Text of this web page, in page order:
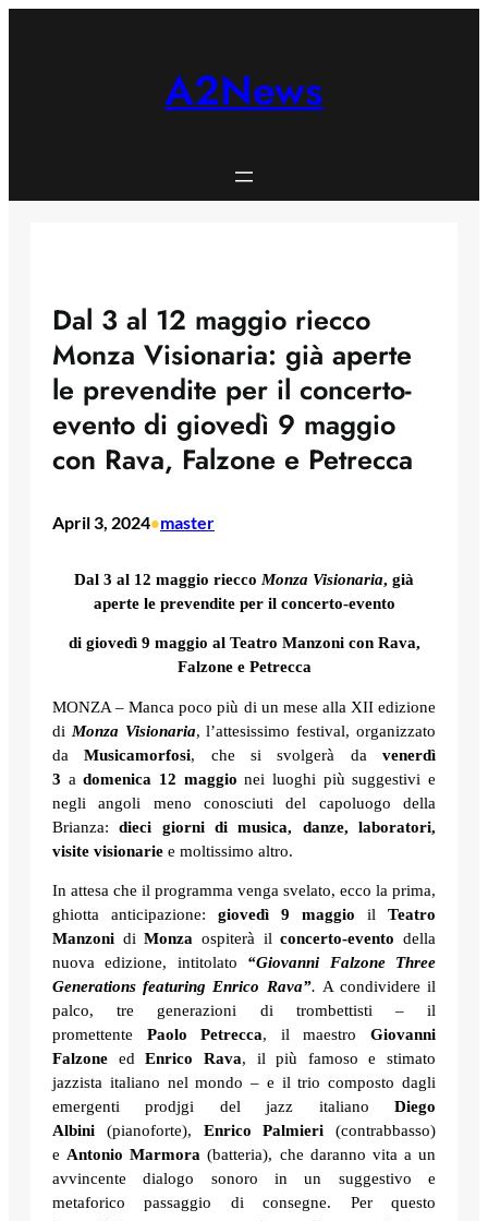
A2News
Dal 3 al 12 maggio riecco
Monza Visionaria: già aperte
le prevendite per il concerto-
evento di giovedì 9 maggio
con Rava, Falzone e Petrecca
April 3, 2024•master
Dal 3 al 12 maggio riecco Monza Visionaria, già
aperte le prevendite per il concerto-evento
di giovedì 9 maggio al Teatro Manzoni con Rava,
Falzone e Petrecca
MONZA – Manca poco più di un mese alla XII edizione
di Monza Visionaria, l’attesissimo festival, organizzato
daMusicamorfosi, che si svolgerà da venerdì
3 adomenica 12 maggionei luoghi più suggestivi e
negli angoli meno conosciuti del capoluogo della
Brianza:dieci giorni di musica, danze, laboratori,
visite visionarie e moltissimo altro.
In attesa che il programma venga svelato, ecco la prima,
ghiotta anticipazione: giovedì 9 maggio il Teatro
Manzoni diMonzaospiterà ilconcerto-evento della
nuova edizione, intitolato “Giovanni Falzone Three
Generations featuring Enrico Rava”. A condividere il
palco, tre generazioni di trombettisti – il
promettente Paolo Petrecca, il maestroGiovanni
Falzone edEnrico Rava, il più famoso e stimato
jazzista italiano nel mondo – e il trio composto dagli
emergenti prodjgi del jazz italiano Diego
Albini (pianoforte), Enrico Palmieri (contrabbasso)
eAntonio Marmora (batteria), che daranno vita a un
avvincente dialogo sonoro in un suggestivo e
metaforico passaggio di consegne. Per questo